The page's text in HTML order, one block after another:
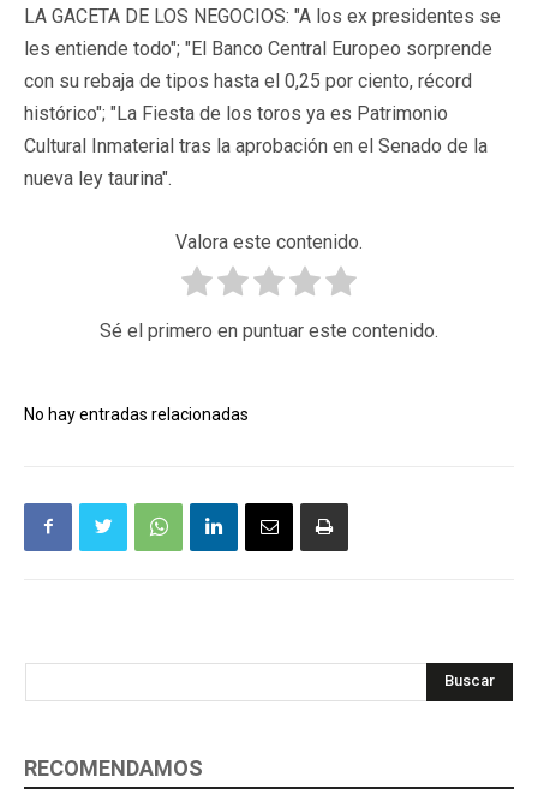
LA GACETA DE LOS NEGOCIOS: "A los ex presidentes se
les entiende todo"; "El Banco Central Europeo sorprende
con su rebaja de tipos hasta el 0,25 por ciento, récord
histórico"; "La Fiesta de los toros ya es Patrimonio
Cultural Inmaterial tras la aprobación en el Senado de la
nueva ley taurina".
Valora este contenido.
Sé el primero en puntuar este contenido.
No hay entradas relacionadas
Buscar
RECOMENDAMOS